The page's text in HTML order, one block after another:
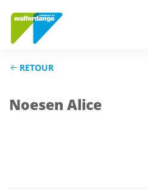
RETOUR
Noesen Alice